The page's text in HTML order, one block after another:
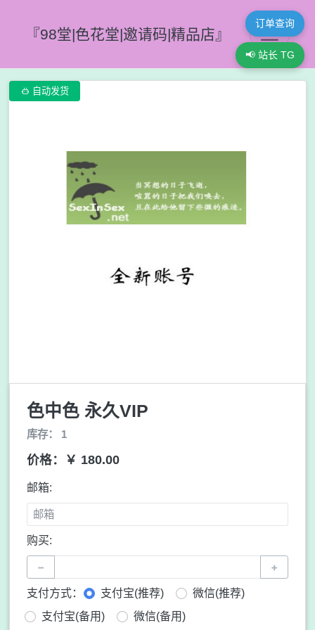
『98堂|色花堂|邀请码|精品店』
订单查询
📢 站长 TG
 自动发货
色中色 永久VIP
库存： 1
价格：￥ 180.00
邮箱:
购买:
− +
支付方式： 支付宝(推荐)
微信(推荐)
支付宝(备用)
微信(备用)